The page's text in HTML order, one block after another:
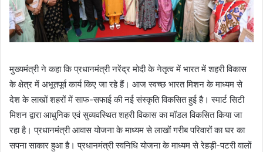
मुख्यमंत्री ने कहा कि प्रधानमंत्री नरेंद्र मोदी के नेतृत्व में भारत में शहरी विकास
के क्षेत्र में अभूतपूर्व कार्य किए जा रहे हैं। आज स्वच्छ भारत मिशन के माध्यम से
देश के लाखों शहरों में साफ-सफाई की नई संस्कृति विकसित हुई है। स्मार्ट सिटी
मिशन द्वारा आधुनिक एवं सुव्यवस्थित शहरी विकास का मॉडल विकसित किया जा
रहा है। प्रधानमंत्री आवास योजना के माध्यम से लाखों गरीब परिवारों का घर का
सपना साकार हुआ है। प्रधानमंत्री स्वनिधि योजना के माध्यम से रेहड़ी-पटरी वालों